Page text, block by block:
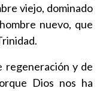
viejo, dominado
nuevo, que
regeneración y de
Dios nos ha